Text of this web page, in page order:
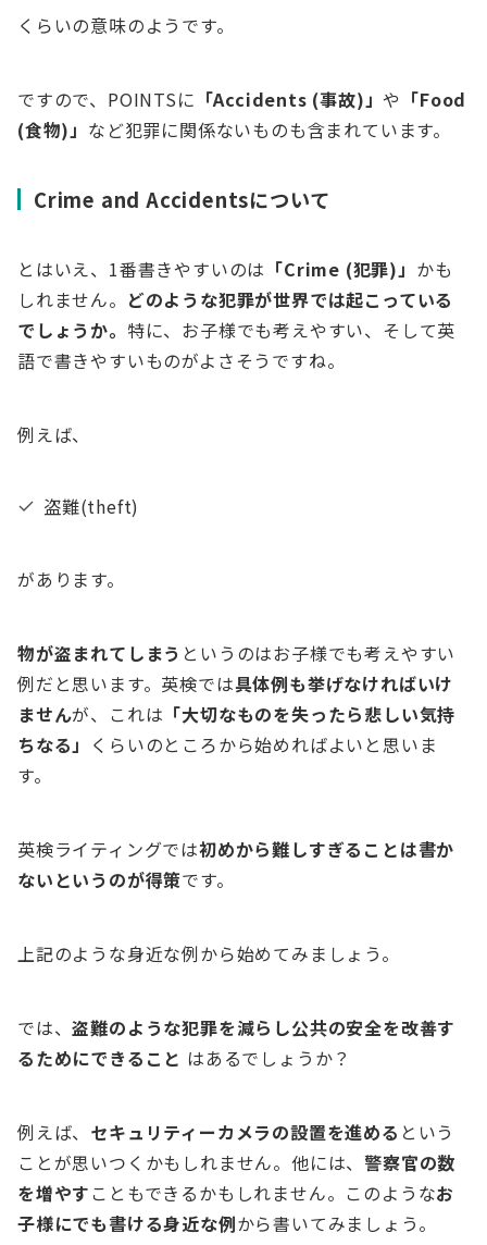
くらいの意味のようです。
ですので、POINTSに 「Accidents (事故)」や 「Food
(食物)」 など犯罪に関係ないものも含まれています。
Crime and Accidentsについて
とはいえ、1番書きやすいのは 「Crime (犯罪)」 かも
しれません。 どのような犯罪が世界では起こっている
でしょうか。 特に、お子様でも考えやすい、そして英
語で書きやすいものがよさそうですね。
例えば、
盗難(theft)
があります。
物が盗まれてしまう というのはお子様でも考えやすい
例だと思います。英検では具体例も挙げなければいけ
ませんが、これは 「大切なものを失ったら悲しい気持
ちなる」 くらいのところから始めればよいと思いま
す。
英検ライティングでは初めから難しすぎることは書か
ないというのが得策です。
上記のような身近な例から始めてみましょう。
では、盗難のような犯罪を減らし公共の安全を改善す
るためにできること はあるでしょうか？
例えば、 セキュリティーカメラの設置を進める という
ことが思いつくかもしれません。他には、警察官の数
を増やす こともできるかもしれません。このようなお
子様にでも書ける身近な例から書いてみましょう。